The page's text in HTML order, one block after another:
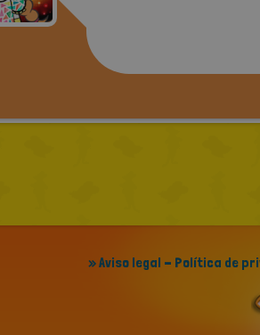
» Aviso legal - Política de